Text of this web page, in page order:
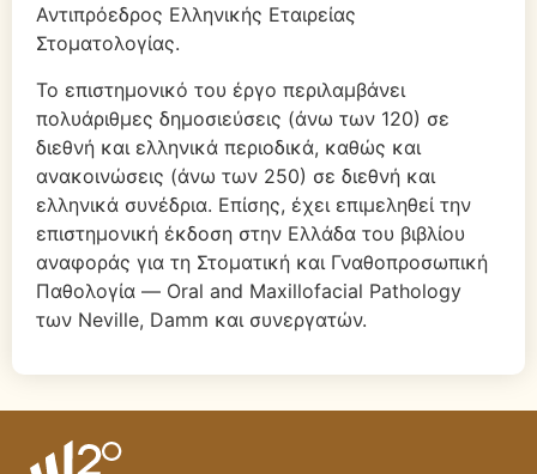
Αντιπρόεδρος Ελληνικής Εταιρείας
Στοματολογίας.
Το επιστημονικό του έργο περιλαμβάνει
πολυάριθμες δημοσιεύσεις (άνω των 120) σε
διεθνή και ελληνικά περιοδικά, καθώς και
ανακοινώσεις (άνω των 250) σε διεθνή και
ελληνικά συνέδρια. Επίσης, έχει επιμεληθεί την
επιστημονική έκδοση στην Ελλάδα του βιβλίου
αναφοράς για τη Στοματική και Γναθοπροσωπική
Παθολογία — Oral and Maxillofacial Pathology
των Neville, Damm και συνεργατών.